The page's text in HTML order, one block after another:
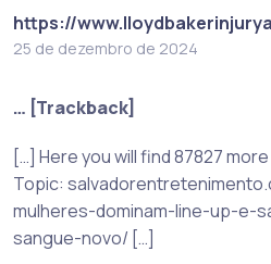
https://
25 de dezembro de 2024
… [Trackback]
[…] Here you will find 87827
Topic:
mulheres-dominam-line-up-e-
sangue-novo/ […]